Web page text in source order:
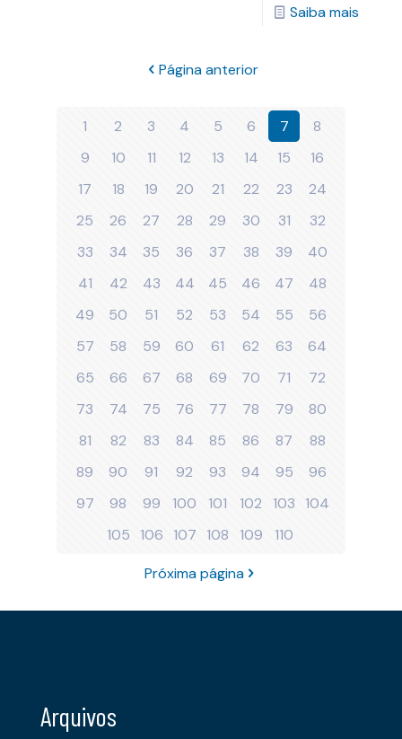
Saiba mais
Página anterior
1 2 3 4 5 6 7
8
9
10 11 12 13 14 15
16
17
18 19 20 21 22 23
24
25
26 27 28 29 30 31
32
33
34 35 36 37 38 39
40
41
42 43 44 45 46 47
48
49
50 51 52 53 54 55
56
57
58 59 60 61 62 63
64
65
66 67 68 69 70 71
72
73
74 75 76 77 78 79
80
81
82 83 84 85 86 87
88
89
90 91 92 93 94 95
96
97
98 99 100 101 102 103 104
105
106 107 108 109 110
Próxima página
Arquivos